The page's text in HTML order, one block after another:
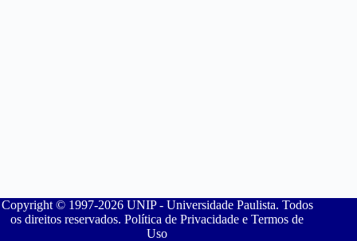
Copyright © 1997-2026 UNIP - Universidade Paulista. Todos
os direitos reservados. Política de Privacidade e Termos de
Uso